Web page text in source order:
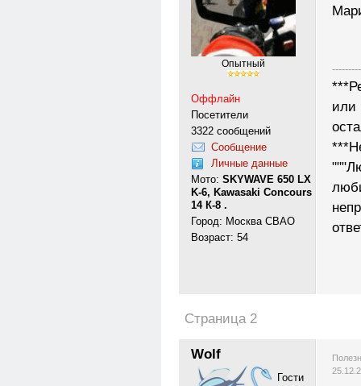
Опытный
Оффлайн
Посетители
3322 сообщений
Сообщение
Личные данные
Мото: SKYWAVE 650 LX
K-6, Kawasaki Concours
14 К-8 .
Город: Москва СВАО
Возраст: 54
или
Страница 2
Wolf
Гости